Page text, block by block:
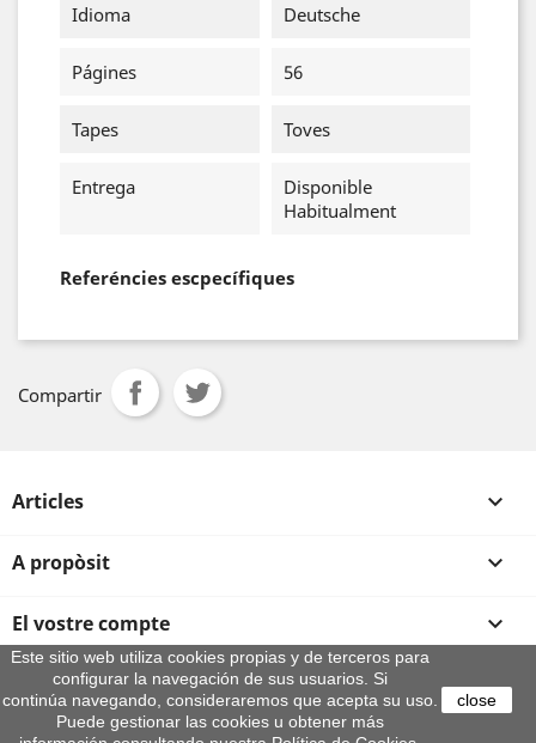
Idioma Deutsche
Págines 56
Tapes Toves
Entrega
Disponible
Habitualment
Referéncies escpecífiques
Compartir
Articles 
A propòsit 
El vostre compte 
Informació sobre la botiga
Este sitio web utiliza cookies propias y de terceros para
configurar la navegación de sus usuarios. Si
continúa navegando, consideraremos que acepta su uso.
Puede gestionar las cookies u obtener más
close
© 2026 - By Aeroteca